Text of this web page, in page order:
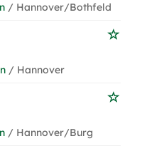
/ Hannover/Bothfeld
/ Hannover
/ Hannover/Burg